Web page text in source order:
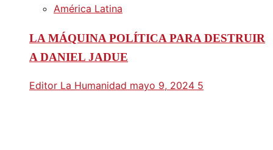
América Latina
LA MÁQUINA POLÍTICA PARA DESTRUIR
A DANIEL JADUE
Editor La Humanidad mayo 9, 2024 5